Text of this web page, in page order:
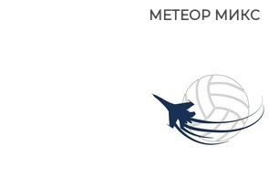
МЕТЕОР МИКС